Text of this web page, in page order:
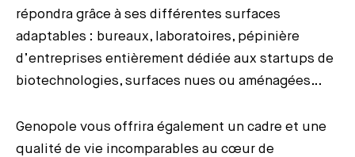
répondra grâce à ses différentes surfaces
adaptables : bureaux, laboratoires, pépinière
d’entreprises entièrement dédiée aux startups de
biotechnologies, surfaces nues ou aménagées…
Genopole vous offrira également un cadre et une
qualité de vie incomparables au cœur de